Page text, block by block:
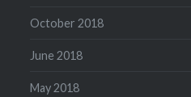
October 2018
June 2018
May 2018